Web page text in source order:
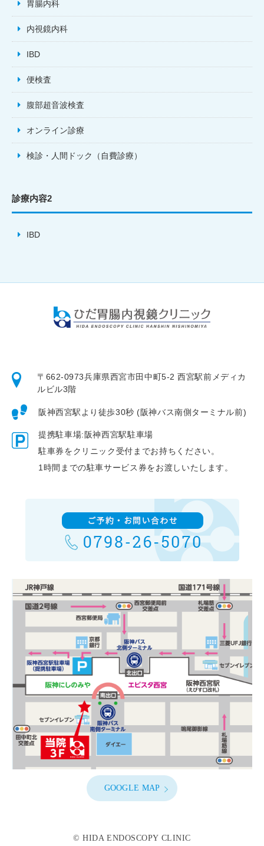
胃腸内科
内視鏡内科
IBD
便検査
腹部超音波検査
オンライン診療
検診・人間ドック（自費診療）
診療内容2
IBD
〒662-0973兵庫県西宮市田中町5-2 西宮駅前メディカ
ルビル3階
阪神西宮駅より徒歩30秒 (阪神バス南側ターミナル前)
提携駐車場:阪神西宮駅駐車場
駐車券をクリニック受付までお持ちください。
1時間までの駐車サービス券をお渡しいたします。
GOOGLE MAP
© HIDA ENDOSCOPY CLINIC